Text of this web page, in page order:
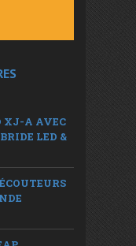
XJ-A AVEC
LED &